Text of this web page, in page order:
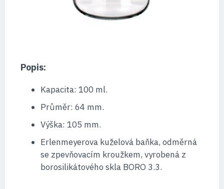
Popis:
Kapacita: 100 ml.
Průměr: 64 mm.
Výška: 105 mm.
Erlenmeyerova kuželová baňka, odměrná
se zpevňovacím kroužkem, vyrobená z
borosilikátového skla BORO 3.3.